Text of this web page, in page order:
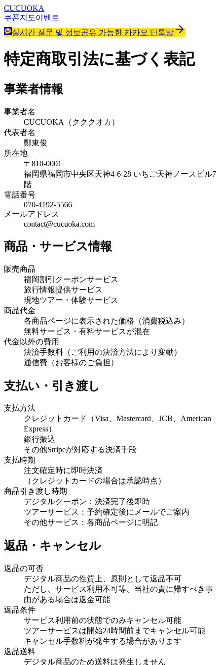
CUCUOKA
쿠폰지도이벤트
실시간 질문 및 정보공유 가능한 카카오 단톡방
特定商取引法に基づく表記
事業者情報
事業者名
CUCUOKA（クククオカ）
代表者名
鄭東俊
所在地
〒810-0001
福岡県福岡市中央区天神4-6-28 いちご天神ノースビル7
階
電話番号
070-4192-5566
メールアドレス
contact@cucuoka.com
商品・サービス情報
販売商品
福岡割引クーポンサービス
旅行情報提供サービス
現地ツアー・体験サービス
商品代金
各商品ページに表示された価格（消費税込み）
無料サービス・有料サービスが混在
代金以外の費用
決済手数料（ご利用の決済方法により変動）
通信費（お客様のご負担）
支払い・引き渡し
支払方法
クレジットカード（Visa、Mastercard、JCB、American
Express）
銀行振込
その他Stripeが対応する決済手段
支払時期
注文確定時に即時決済
（クレジットカードの場合は承認時点）
商品引き渡し時期
デジタルクーポン：決済完了後即時
ツアーサービス：予約確定後にメールでご案内
その他サービス：各商品ページに明記
返品・キャンセル
返品の可否
デジタル商品の性質上、原則として返品不可
ただし、サービス利用不可等、当社の責に帰すべき事
由がある場合は返金可能
返品条件
サービス利用前の状態でのみキャンセル可能
ツアーサービスは開始24時間前までキャンセル可能
キャンセル手数料が発生する場合があります
返品送料
デジタル商品のため送料は発生しません